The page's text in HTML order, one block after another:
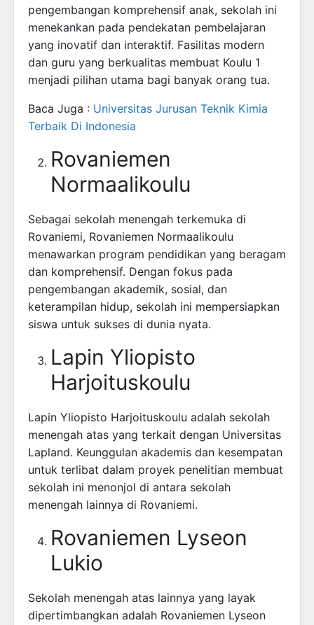
pengembangan komprehensif anak, sekolah ini
menekankan pada pendekatan pembelajaran
yang inovatif dan interaktif. Fasilitas modern
dan guru yang berkualitas membuat Koulu 1
menjadi pilihan utama bagi banyak orang tua.
Baca Juga : Universitas Jurusan Teknik Kimia
Terbaik Di Indonesia
Rovaniemen
Normaalikoulu
Sebagai sekolah menengah terkemuka di
Rovaniemi, Rovaniemen Normaalikoulu
menawarkan program pendidikan yang beragam
dan komprehensif. Dengan fokus pada
pengembangan akademik, sosial, dan
keterampilan hidup, sekolah ini mempersiapkan
siswa untuk sukses di dunia nyata.
Lapin Yliopisto
Harjoituskoulu
Lapin Yliopisto Harjoituskoulu adalah sekolah
menengah atas yang terkait dengan Universitas
Lapland. Keunggulan akademis dan kesempatan
untuk terlibat dalam proyek penelitian membuat
sekolah ini menonjol di antara sekolah
menengah lainnya di Rovaniemi.
Rovaniemen Lyseon
Lukio
Sekolah menengah atas lainnya yang layak
dipertimbangkan adalah Rovaniemen Lyseon